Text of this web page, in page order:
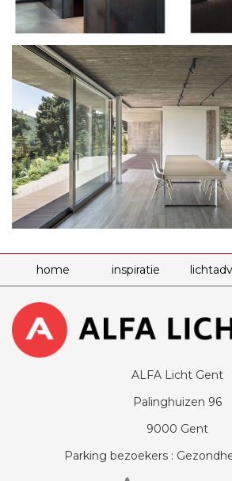
home inspiratie
ALFA Licht Gent
Palinghuizen 96
9000 Gent
Parking bezoekers :